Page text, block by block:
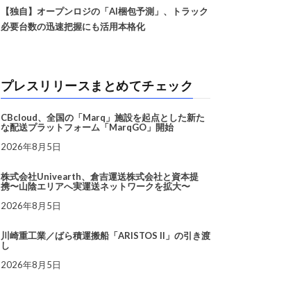
【独自】オープンロジの「AI梱包予測」、トラック
必要台数の迅速把握にも活用本格化
プレスリリースまとめてチェック
CBcloud、全国の「Marq」施設を起点とした新た
な配送プラットフォーム「MarqGO」開始
2026年8月5日
株式会社Univearth、倉吉運送株式会社と資本提
携〜山陰エリアへ実運送ネットワークを拡大〜
2026年8月5日
川崎重工業／ばら積運搬船「ARISTOS II」の引き渡
し
2026年8月5日